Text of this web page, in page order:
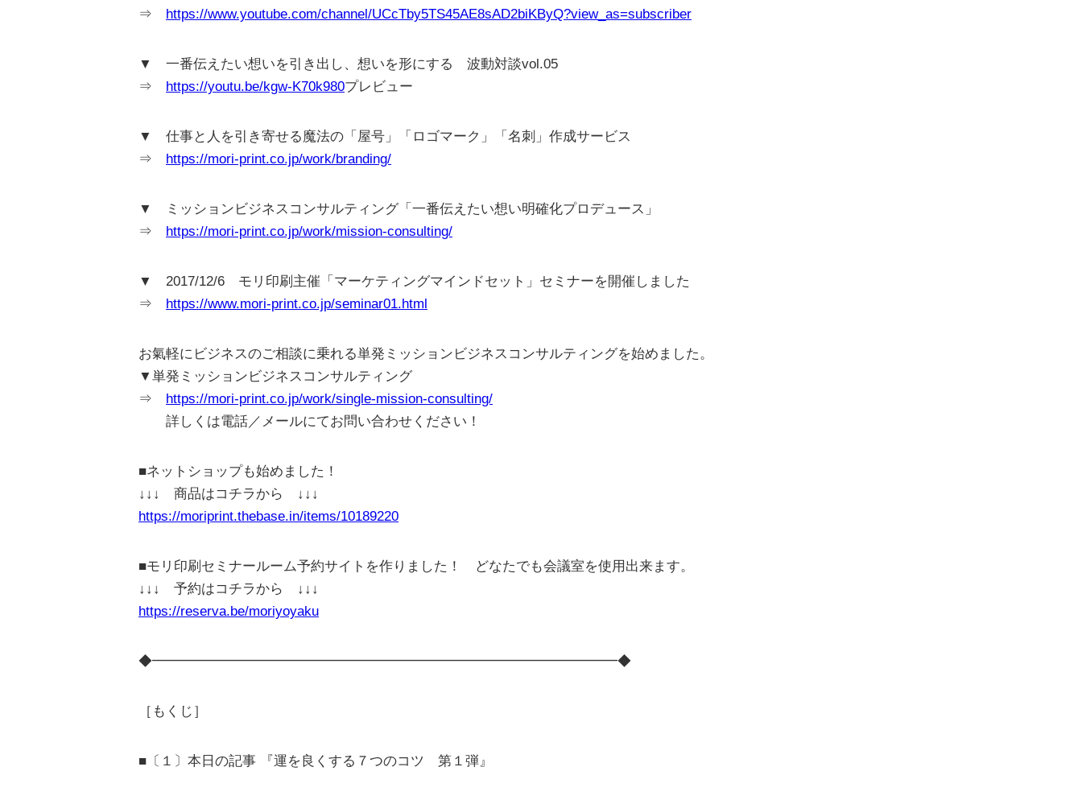
⇒ https://www.youtube.com/channel/UCcTby5TS45AE8sAD2biKByQ?view_as=subscriber
▼ 一番伝えたい想いを引き出し、想いを形にする 波動対談vol.05
⇒ https://youtu.be/kgw-K70k980プレビュー
▼ 仕事と人を引き寄せる魔法の「屋号」「ロゴマーク」「名刺」作成サービス
⇒ https://mori-print.co.jp/work/branding/
▼ ミッションビジネスコンサルティング「一番伝えたい想い明確化プロデュース」
⇒ https://mori-print.co.jp/work/mission-consulting/
▼ 2017/12/6 モリ印刷主催「マーケティングマインドセット」セミナーを開催しました
⇒ https://www.mori-print.co.jp/seminar01.html
お氣軽にビジネスのご相談に乗れる単発ミッションビジネスコンサルティングを始めました。
▼単発ミッションビジネスコンサルティング
⇒ https://mori-print.co.jp/work/single-mission-consulting/
詳しくは電話／メールにてお問い合わせください！
■ネットショップも始めました！
↓↓↓ 商品はコチラから ↓↓↓
https://moriprint.thebase.in/items/10189220
■モリ印刷セミナールーム予約サイトを作りました！ どなたでも会議室を使用出来ます。
↓↓↓ 予約はコチラから ↓↓↓
https://reserva.be/moriyoyaku
◆━━━━━━━━━━━━━━━━━━━━━━━━━━━━━━━━━━◆
［もくじ］
■〔１〕本日の記事 『運を良くする７つのコツ 第１弾』